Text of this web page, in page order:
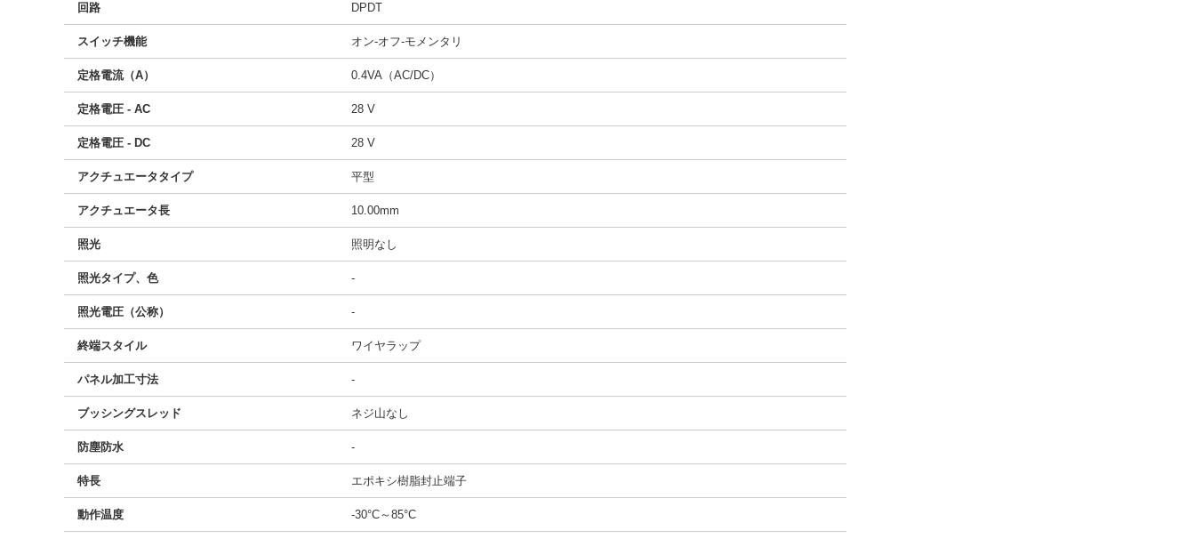
回路 DPDT
スイッチ機能 オン-オフ-モメンタリ
定格電流（A） 0.4VA（AC/DC）
定格電圧 - AC 28 V
定格電圧 - DC 28 V
アクチュエータタイプ 平型
アクチュエータ長 10.00mm
照光 照明なし
照光タイプ、色 -
照光電圧（公称） -
終端スタイル ワイヤラップ
パネル加工寸法 -
ブッシングスレッド ネジ山なし
防塵防水 -
特長 エポキシ樹脂封止端子
動作温度 -30°C～85°C